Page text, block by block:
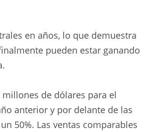
en años, lo que demuestra
pueden estar ganando
de dólares para el
anterior y por delante de las
50%. Las ventas comparables